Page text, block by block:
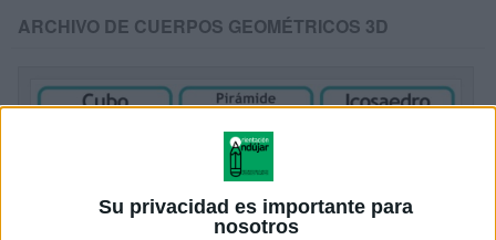
Su privacidad es importante para
nosotros
ARCHIVO DE CUERPOS GEOMÉTRICOS 3D